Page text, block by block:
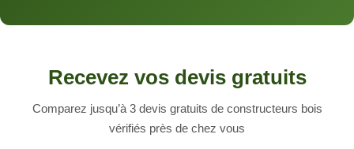
Recevez vos devis gratuits
Comparez jusqu’à 3 devis gratuits de constructeurs bois
vérifiés près de chez vous